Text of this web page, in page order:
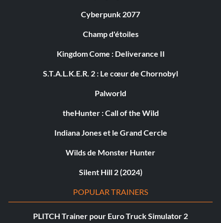
Cyberpunk 2077
Champ d'étoiles
Kingdom Come : Deliverance II
S.T.A.L.K.E.R. 2 : Le cœur de Chornobyl
Palworld
theHunter : Call of the Wild
Indiana Jones et le Grand Cercle
Wilds de Monster Hunter
Silent Hill 2 (2024)
POPULAR TRAINERS
PLITCH Trainer pour Euro Truck Simulator 2